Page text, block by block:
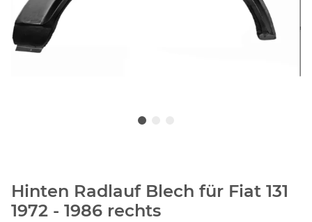
Hinten Radlauf Blech für Fiat 131
1972 - 1986 rechts